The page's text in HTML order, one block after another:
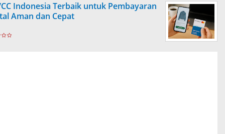
Indonesia Terbaik untuk Pembayaran
Aman dan Cepat